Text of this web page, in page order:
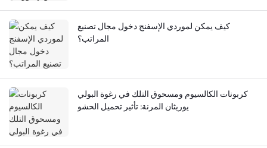
كيف يمكن لموردي الإسفنج دخول مجال تصنيع
المراتب؟
كربونات الكالسيوم ومسحوق التلك في رغوة البولي
يوريثان المرنة: تأثير تحميل الحشو